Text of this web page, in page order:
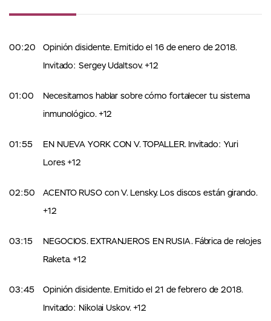
00:20 Opinión disidente. Emitido el 16 de enero de 2018.
Invitado: Sergey Udaltsov. +12
01:00 Necesitamos hablar sobre cómo fortalecer tu sistema
inmunológico. +12
01:55 EN NUEVA YORK CON V. TOPALLER. Invitado: Yuri
Lores +12
02:50 ACENTO RUSO con V. Lensky. Los discos están girando.
+12
03:15 NEGOCIOS. EXTRANJEROS EN RUSIA. Fábrica de relojes
Raketa. +12
03:45 Opinión disidente. Emitido el 21 de febrero de 2018.
Invitado: Nikolai Uskov. +12